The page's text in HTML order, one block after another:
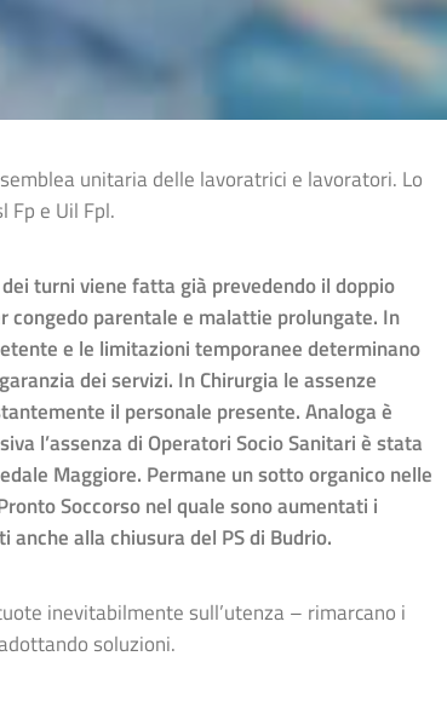
unitaria delle lavoratrici e lavoratori. Lo
Fp e Uil Fpl.
turni viene fatta già prevedendo il doppio
parentale e malattie prolungate. In
e le limitazioni temporanee determinano
dei servizi. In Chirurgia le assenze
il personale presente. Analoga è
l’assenza di Operatori Socio Sanitari è stata
Maggiore. Permane un sotto organico nelle
Soccorso nel quale sono aumentati i
alla chiusura del PS di Budrio.
inevitabilmente sull’utenza – rimarcano i
soluzioni.